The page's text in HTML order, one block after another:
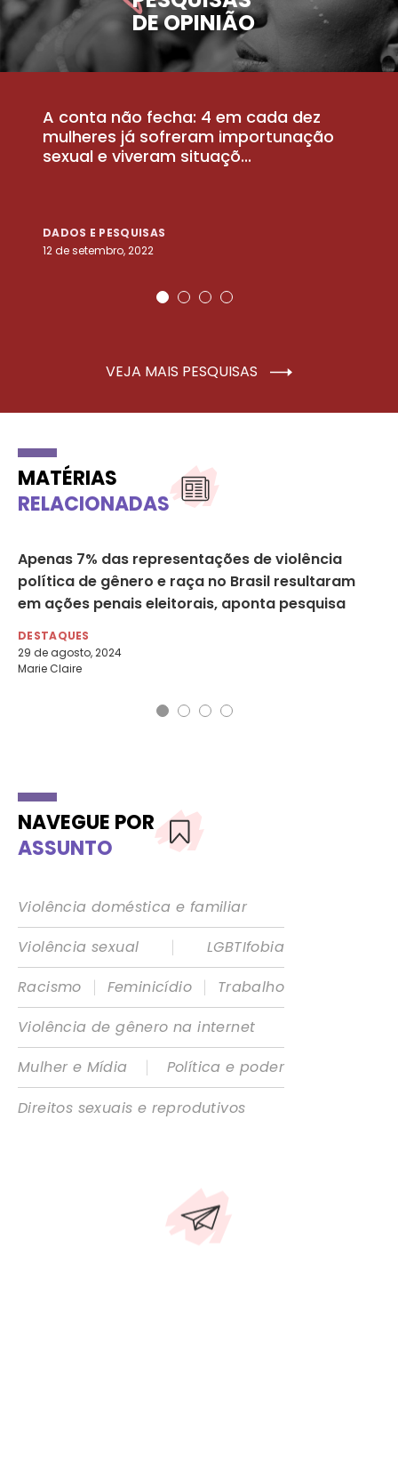
DE OPINIÃO
A conta não fecha: 4 em cada dez
mulheres já sofreram importunação
sexual e viveram situaçõ...
DADOS E PESQUISAS
12 de setembro, 2022
VEJA MAIS PESQUISAS
MATÉRIAS
RELACIONADAS
Apenas 7% das representações de violência
política de gênero e raça no Brasil resultaram
em ações penais eleitorais, aponta pesquisa
DESTAQUES
29 de agosto, 2024
Marie Claire
NAVEGUE POR
ASSUNTO
Violência doméstica e familiar
Violência sexual
|
LGBTIfobia
Racismo
| Feminicídio |
Trabalho
Violência de gênero na internet
Mulher e Mídia
|
Política e poder
Direitos sexuais e reprodutivos